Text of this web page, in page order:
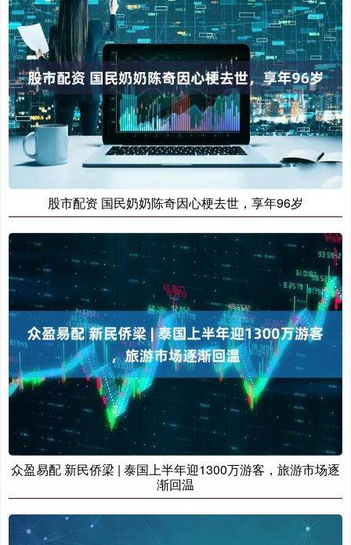
股市配资 国民奶奶陈奇因心梗去世，享年96岁
众盈易配 新民侨梁 | 泰国上半年迎1300万游客，旅游市场逐
渐回温